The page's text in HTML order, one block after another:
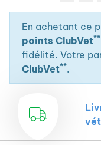
En achetant ce
points ClubVet**
fidélité. Votre
ClubVet**.